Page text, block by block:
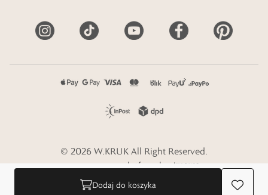
Dodaj do koszyka
© 2026 W.KRUK All Right Reserved.
e-commerce platform by